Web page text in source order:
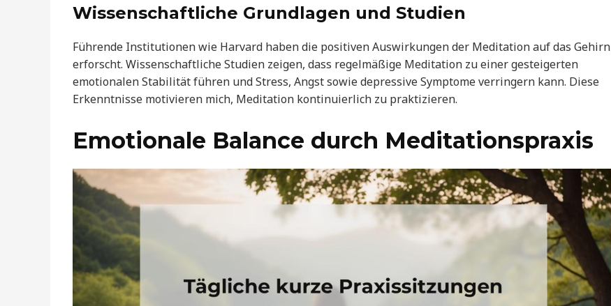
Wissenschaftliche Grundlagen und Studien
Führende Institutionen wie Harvard haben die positiven Auswirkungen der Meditation auf das Gehirn
erforscht. Wissenschaftliche Studien zeigen, dass regelmäßige Meditation zu einer gesteigerten
emotionalen Stabilität führen und Stress, Angst sowie depressive Symptome verringern kann. Diese
Erkenntnisse motivieren mich, Meditation kontinuierlich zu praktizieren.
Emotionale Balance durch Meditationspraxis